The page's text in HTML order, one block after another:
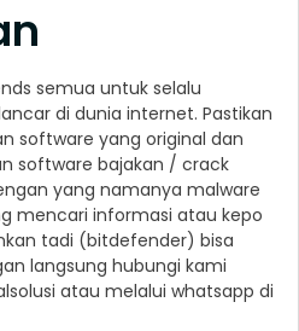
semua untuk selalu
di dunia internet. Pastikan
software yang original dan
software bajakan / crack
yang namanya malware
mencari informasi atau kepo
tadi (bitdefender) bisa
langsung hubungi kami
atau melalui whatsapp di